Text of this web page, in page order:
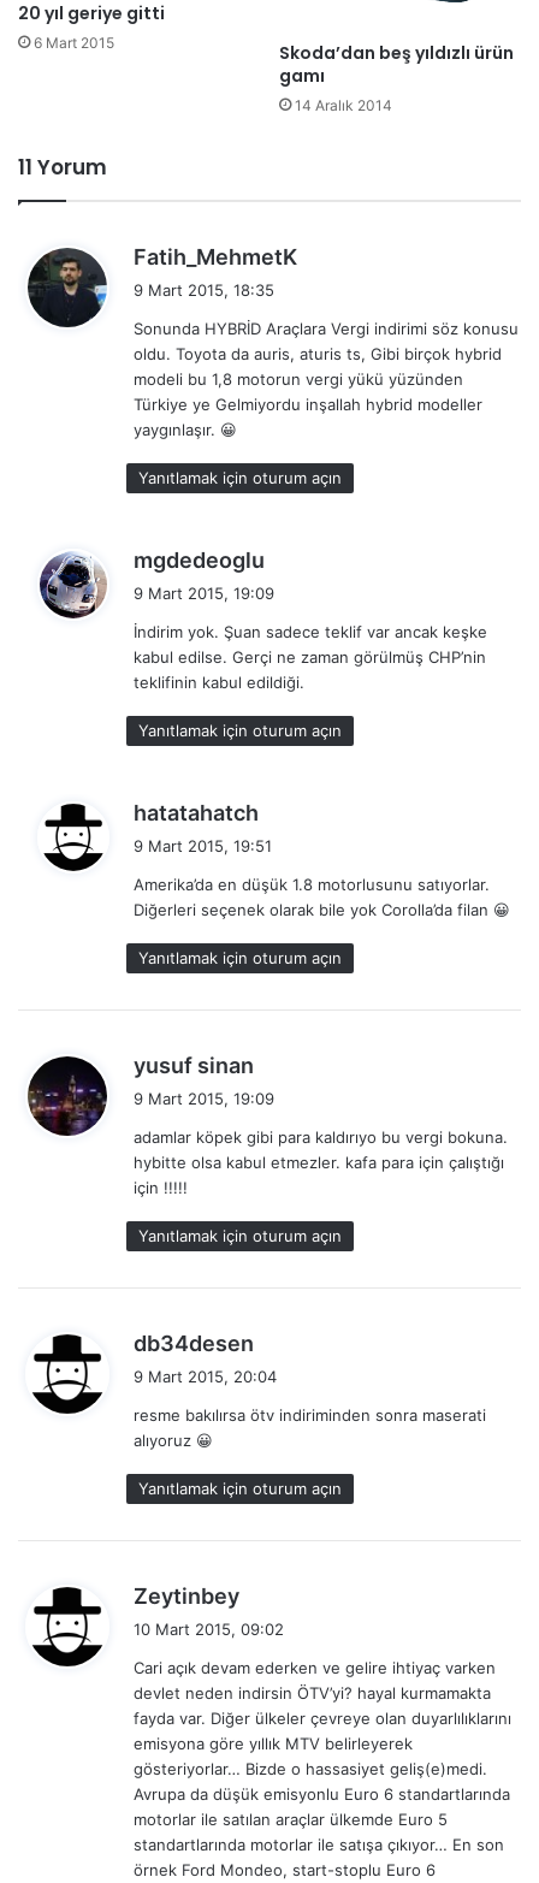
20 yıl geriye gitti
6 Mart 2015
Skoda’dan beş yıldızlı ürün
gamı
14 Aralık 2014
11 Yorum
Fatih_MehmetK
i
k
i
9 Mart 2015, 18:35
Sonunda HYBRİD Araçlara Vergi indirimi söz konusu
oldu. Toyota da auris, aturis ts, Gibi birçok hybrid
modeli bu 1,8 motorun vergi yükü yüzünden
Türkiye ye Gelmiyordu inşallah hybrid modeller
yaygınlaşır. 😀
Yanıtlamak için oturum açın
mgdedeoglu
i
k
i
:
9 Mart 2015, 19:09
İndirim yok. Şuan sadece teklif var ancak keşke
kabul edilse. Gerçi ne zaman görülmüş CHP’nin
teklifinin kabul edildiği.
Yanıtlamak için oturum açın
hatatahatch
i
k
i
:
9 Mart 2015, 19:51
Amerika’da en düşük 1.8 motorlusunu satıyorlar.
Diğerleri seçenek olarak bile yok Corolla’da filan 😀
Yanıtlamak için oturum açın
yusuf sinan
i
k
:
9 Mart 2015, 19:09
adamlar köpek gibi para kaldırıyo bu vergi bokuna.
hybitte olsa kabul etmezler. kafa para için çalıştığı
için !!!!!
Yanıtlamak için oturum açın
db34desen
i
i
:
9 Mart 2015, 20:04
resme bakılırsa ötv indiriminden sonra maserati
alıyoruz 😀
Yanıtlamak için oturum açın
Zeytinbey
i
k
i
10 Mart 2015, 09:02
Cari açık devam ederken ve gelire ihtiyaç varken
devlet neden indirsin ÖTV’yi? hayal kurmamakta
fayda var. Diğer ülkeler çevreye olan duyarlılıklarını
emisyona göre yıllık MTV belirleyerek
gösteriyorlar… Bizde o hassasiyet geliş(e)medi.
Avrupa da düşük emisyonlu Euro 6 standartlarında
motorlar ile satılan araçlar ülkemde Euro 5
standartlarında motorlar ile satışa çıkıyor… En son
örnek Ford Mondeo, start-stoplu Euro 6